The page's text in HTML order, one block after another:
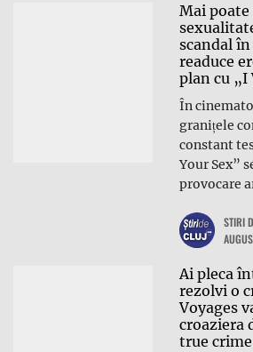
Mai
scandal
readuce
plan cu „I
În
granițele
constant
Your Sex”
provocare
STIRI
Ai pleca
rezolvi o
Voyages
croaziera
true crime